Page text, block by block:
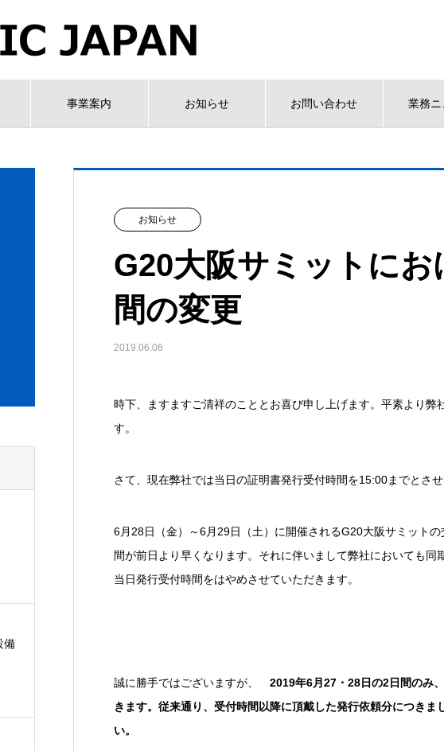
事業案内 お知らせ お問い合わせ 業務ニ
お知らせ
G20大阪サミットに
間の変更
2019.06.06
時下、ますますご清祥のこととお喜び申し上げます。平素より弊
す。
さて、現在弊社では当日の証明書発行受付時間を15:00までとさせ
6月28日（金）～6月29日（土）に開催されるG20大阪サミット
間が前日より早くなります。それに伴いまして弊社においても同
当日発行受付時間をはやめさせていただきます。
誠に勝手ではございますが、 2019年6月27・28日の2日間のみ
きます。従来通り、受付時間以降に頂戴した発行依頼分につき
い。
備